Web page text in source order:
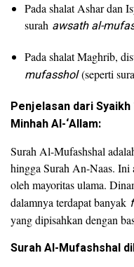
Pada shalat Ashar dan
surah awsath al-
Pada shalat Maghrib,
mufasshol(seperti
Penjelasan dari Syaikh
Minhah Al-‘Allam:
Surah Al-Mufashshal
hingga Surah An-Naas. Ini
oleh mayoritas ulama.
dalamnya terdapat banyak
yang dipisahkan dengan
Surah Al-Mufashshal